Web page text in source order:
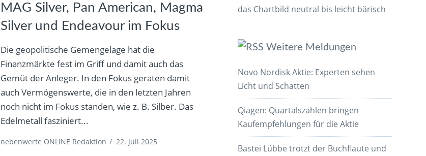
MAG Silver, Pan American, Magma
Silver und Endeavour im Fokus
Die geopolitische Gemengelage hat die
Finanzmärkte fest im Griff und damit auch das
Gemüt der Anleger. In den Fokus geraten damit
auch Vermögenswerte, die in den letzten Jahren
noch nicht im Fokus standen, wie z. B. Silber. Das
Edelmetall fasziniert...
nebenwerte ONLINE Redaktion / 22. Juli 2025
das Chartbild neutral bis leicht bärisch
Weitere Meldungen
Novo Nordisk Aktie: Experten sehen
Licht und Schatten
Qiagen: Quartalszahlen bringen
Kaufempfehlungen für die Aktie
Bastei Lübbe trotzt der Buchflaute und